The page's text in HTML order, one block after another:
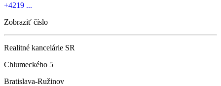
+4219 ...
Zobraziť číslo
Realitné kancelárie SR
Chlumeckého 5
Bratislava-Ružinov